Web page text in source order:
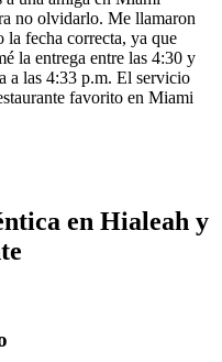
no olvidarlo. Me llamaron
la fecha correcta, ya que
la entrega entre las 4:30 y
a las 4:33 p.m. El servicio
favorito en Miami
en Hialeah y